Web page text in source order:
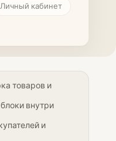
Личный кабинет
товаров и
внутри
и